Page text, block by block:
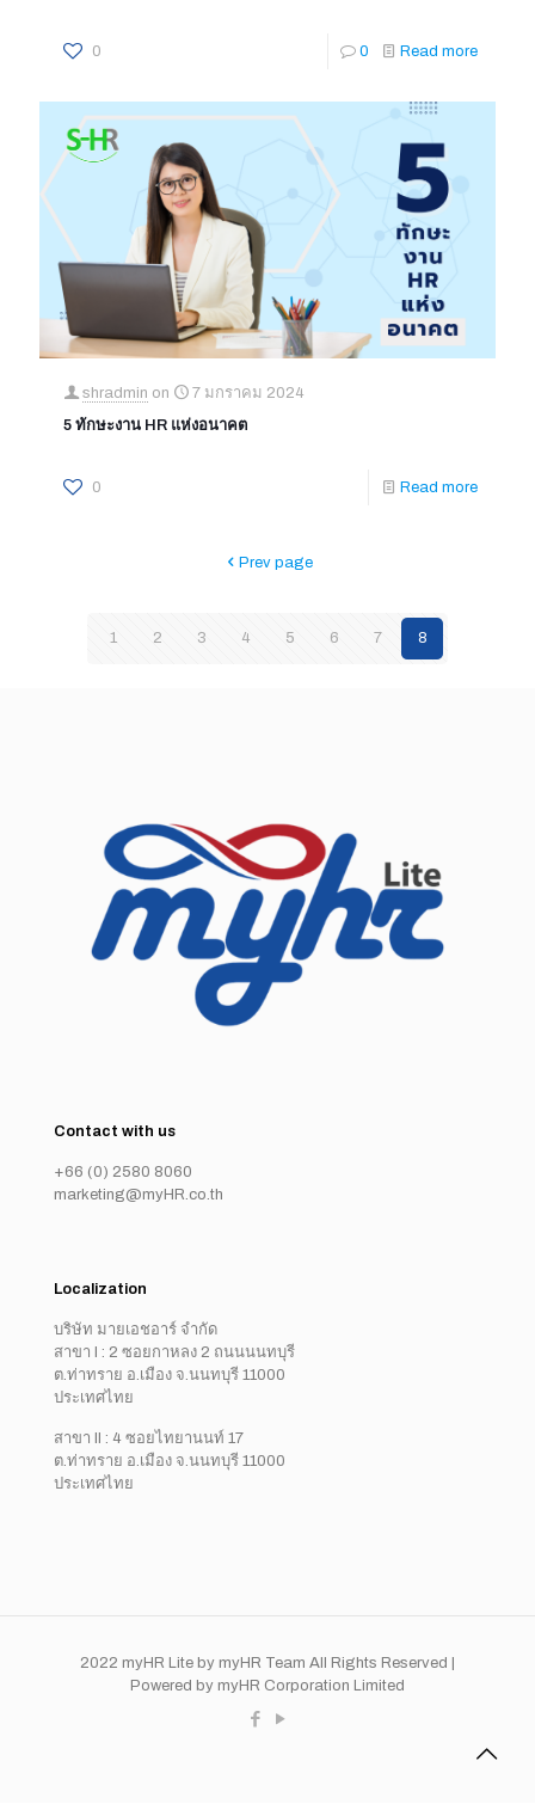
0 0 Read more
shradmin on
7 มกราคม 2024
5 ทักษะงาน HR แห่งอนาคต
0 Read more
Prev page
1 2 3 4 5 6 7 8
Contact with us
+66 (0) 2580 8060
marketing@myHR.co.th
Localization
บริษัท มายเอชอาร์ จำกัด
สาขา I : 2 ซอยกาหลง 2 ถนนนนทบุรี
ต.ท่าทราย อ.เมือง จ.นนทบุรี 11000
ประเทศไทย
สาขา II : 4 ซอยไทยานนท์ 17
ต.ท่าทราย อ.เมือง จ.นนทบุรี 11000
ประเทศไทย
2022 myHR Lite by myHR Team All Rights Reserved |
Powered by myHR Corporation Limited